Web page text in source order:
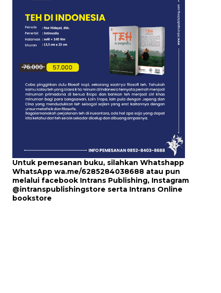
Untuk pemesanan buku, silahkan Whatshapp
WhatsApp wa.me/6285284038688 atau pun
melalui facebook Intrans Publishing, Instagram
@intranspublishingstore serta Intrans Online
bookstore